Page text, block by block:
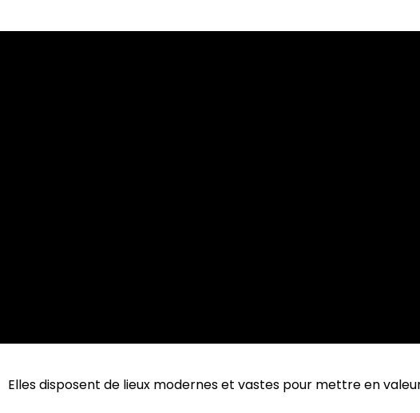
Elles disposent de lieux modernes et vastes pour mettre en